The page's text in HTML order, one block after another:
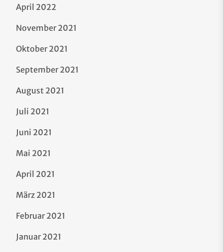
April 2022
November 2021
Oktober 2021
September 2021
August 2021
Juli 2021
Juni 2021
Mai 2021
April 2021
März 2021
Februar 2021
Januar 2021